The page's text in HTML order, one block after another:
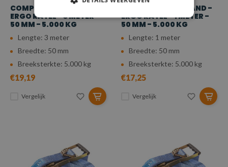
COMPLETE SPANBAND -
ERGO RATEL - 3 METER -
50 MM - 5.000 KG
Lengte: 3 meter
Breedte: 50 mm
Breeksterkte: 5.000 kg
€19,19
Vergelijk
COMPLETE SPANBAND -
ERGO RATEL - 1 METER -
50 MM - 5.000 KG
Lengte: 1 meter
Breedte: 50 mm
Breeksterkte: 5.000 kg
€17,25
Vergelijk